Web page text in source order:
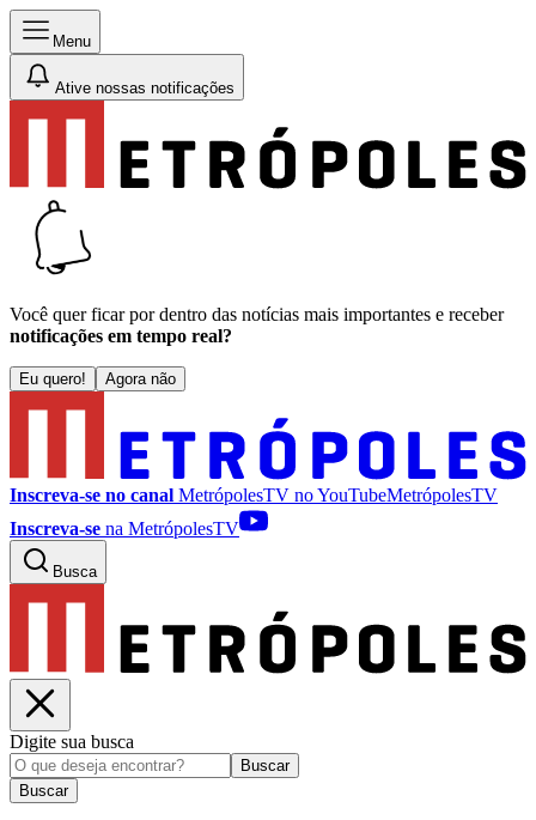
Menu
Ative nossas notificações
Você quer ficar por dentro das notícias mais importantes e receber
notificações em tempo real?
Eu quero! Agora não
Inscreva-se no canal MetrópolesTV noYouTubeMetrópolesTV
Inscreva-se na MetrópolesTV
Busca
Digite sua busca
Buscar
Buscar